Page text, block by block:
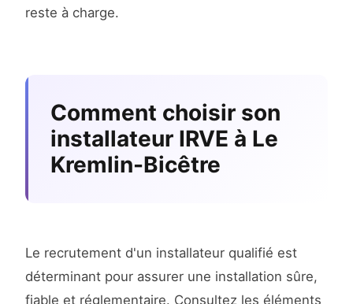
reste à charge.
Comment choisir son
installateur IRVE à Le
Kremlin-Bicêtre
Le recrutement d'un installateur qualifié est
déterminant pour assurer une installation sûre,
fiable et réglementaire. Consultez les éléments